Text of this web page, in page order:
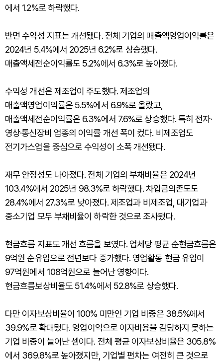
에서 1.2%로 하락했다.
반면 수익성 지표는 개선됐다. 전체 기업의 매출액영업이익률은
2024년 5.4%에서 2025년 6.2%로 상승했다.
매출액세전순이익률도 5.2%에서 6.3%로 높아졌다.
수익성 개선은 제조업이 주도했다. 제조업의
매출액영업이익률은 5.5%에서 6.9%로 올랐고,
매출액세전순이익률은 6.3%에서 7.6%로 상승했다. 특히 전자·
영상·통신장비 업종의 이익률 개선 폭이 컸다. 비제조업도
전기가스업을 중심으로 수익성이 소폭 개선됐다.
재무 안정성도 나아졌다. 전체 기업의 부채비율은 2024년
103.4%에서 2025년 98.3%로 하락했다. 차입금의존도도
28.4%에서 27.3%로 낮아졌다. 제조업과 비제조업, 대기업과
중소기업 모두 부채비율이 하락한 것으로 조사됐다.
현금흐름 지표도 개선 흐름을 보였다. 업체당 평균 순현금흐름은
9억원 순유입으로 전년보다 증가했다. 영업활동 현금 유입이
97억원에서 108억원으로 늘어난 영향이다.
현금흐름보상비율도 51.4%에서 52.8%로 상승했다.
다만 이자보상비율이 100% 미만인 기업 비중은 38.5%에서
39.9%로 확대됐다. 영업이익으로 이자비용을 감당하지 못하는
기업 비중이 늘어난 셈이다. 전체 평균 이자보상비율은 305.8%
에서 369.8%로 높아졌지만, 기업별 편차는 여전히 큰 것으로